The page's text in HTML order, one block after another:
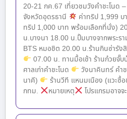
20-21 กค.67 เที่ยวชมวังคำชะโนด –
จังหวัดอุดรธานี
ค่าทริป 1,999 บ
ทริป 1,000 บาท พร้อมเลือกที่นั่ง)
น.บางนา 18.00 น.ปั้มบางจากพระร
BTS หมอชิต 20.00 น.ร้านกินซ่ารัง
07.00 น. ทานมื้อเช้า ร้านก๋วยจั๊
ศาลเก่าคำชะโนด
วังนาคินทร์ คำช
นาคี)
ร้านวีที แหนมเนือง (แวะซื้
กทม.
หมายเหตุ โปรแกรมอาจ